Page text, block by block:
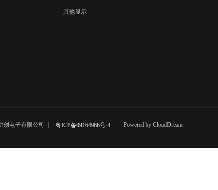
粤ICP备09164966号-4
电子有限公司 ｜
其他显示
Powered by CloudDream